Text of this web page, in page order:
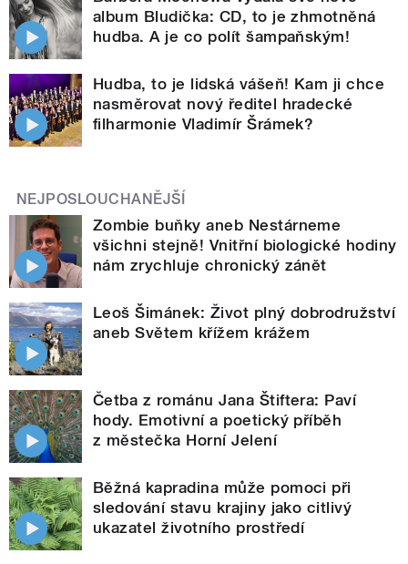
album Bludička: CD, to je zhmotněná
hudba. A je co polít šampaňským!
Hudba, to je lidská vášeň! Kam ji chce
nasměrovat nový ředitel hradecké
filharmonie Vladimír Šrámek?
NEJPOSLOUCHANĚJŠÍ
Zombie buňky aneb Nestárneme
všichni stejně! Vnitřní biologické hodiny
nám zrychluje chronický zánět
Leoš Šimánek: Život plný dobrodružství
aneb Světem křížem krážem
Četba z románu Jana Štiftera: Paví
hody. Emotivní a poetický příběh
z městečka Horní Jelení
Běžná kapradina může pomoci při
sledování stavu krajiny jako citlivý
ukazatel životního prostředí